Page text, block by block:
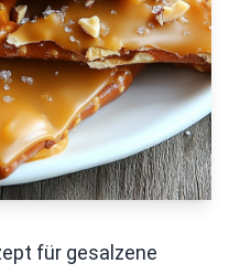
für gesalzene